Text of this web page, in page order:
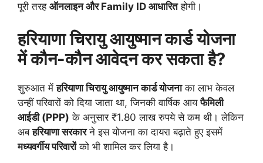
पूरी तरह ऑनलाइन और Family ID आधारितहोगी।
हरियाणा चिरायु आयुष्मान कार्ड योजना
में कौन-कौन आवेदन कर सकता है?
शुरुआत मेंहरियाणा चिरायु आयुष्मान कार्ड योजनाका लाभ केवल
उन्हीं परिवारों को दिया जाता था, जिनकी वार्षिक आयफैमिली
आईडी (PPP) के अनुसार ₹1.80 लाख रुपये से कम थी। लेकिन
अबहरियाणा सरकारने इस योजना का दायरा बढ़ाते हुए इसमें
मध्यवर्गीय परिवारोंको भी शामिल कर लिया है।